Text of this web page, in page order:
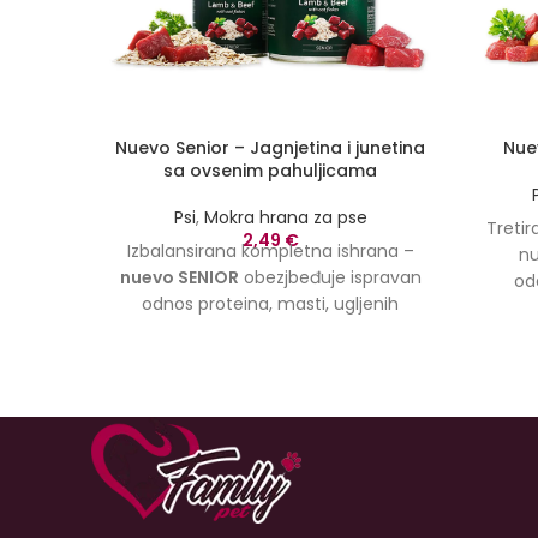
Nuevo Senior – Jagnjetina i junetina
sa ovsenim pahuljicama
Psi, Mokra hrana za pse
2,49 €
Izbalansirana kompletna ishrana –
nuevo SENIOR obezjbeđuje ispravan
odnos proteina, masti, ugljenih
ovsenim pahuljicama nježno je za
želudac vašeg psa i podržava dug i
zdrav život.Dostupna veličina od
400g.